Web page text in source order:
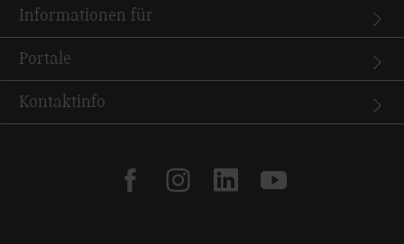
Informationen für
Portale
Kontaktinfo
facebookinstagramlinkedinyoutube